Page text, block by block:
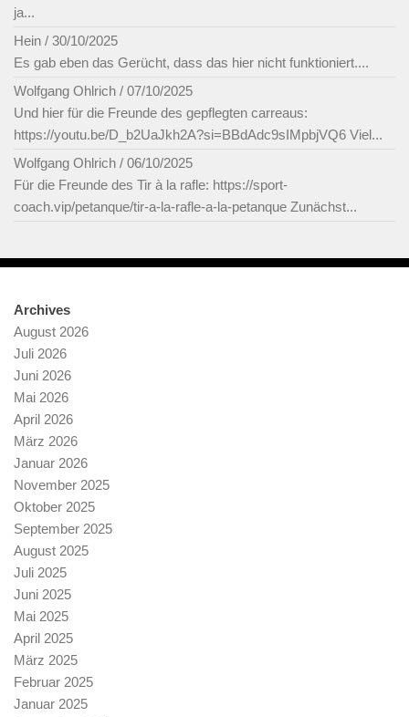
ja...
Hein / 30/10/2025
Es gab eben das Gerücht, dass das hier nicht funktioniert....
Wolfgang Ohlrich / 07/10/2025
Und hier für die Freunde des gepflegten carreaus:
https://youtu.be/D_b2UaJkh2A?si=BBdAdc9sIMpbjVQ6 Viel...
Wolfgang Ohlrich / 06/10/2025
Für die Freunde des Tir à la rafle: https://sport-
coach.vip/petanque/tir-a-la-rafle-a-la-petanque Zunächst...
Archives
August 2026
Juli 2026
Juni 2026
Mai 2026
April 2026
März 2026
Januar 2026
November 2025
Oktober 2025
September 2025
August 2025
Juli 2025
Juni 2025
Mai 2025
April 2025
März 2025
Februar 2025
Januar 2025